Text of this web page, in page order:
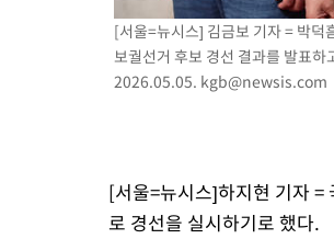
극한폭염 한풀 꺾이지만…'낮 최고 35도'
축구협회 "압수수색·성접대 논란 사과…
[속보]'압수수색·성접대 논란' 축구협회
[서울=뉴시스] 김금보 기자 = 박덕
보궐선거 후보 경선 결과를 발표
2026.05.05. kgb@newsis.com
[서울=뉴시스]하지현 기자
로 경선을 실시하기로 했다.